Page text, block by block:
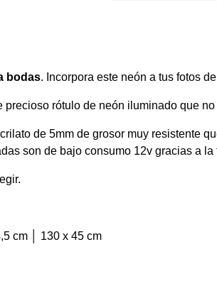
bodas. Incorpora este neón a tus fotos
precioso rótulo de neón iluminado que
de 5mm de grosor muy resistente
son de bajo consumo 12v gracias a
cm │ 130 x 45 cm